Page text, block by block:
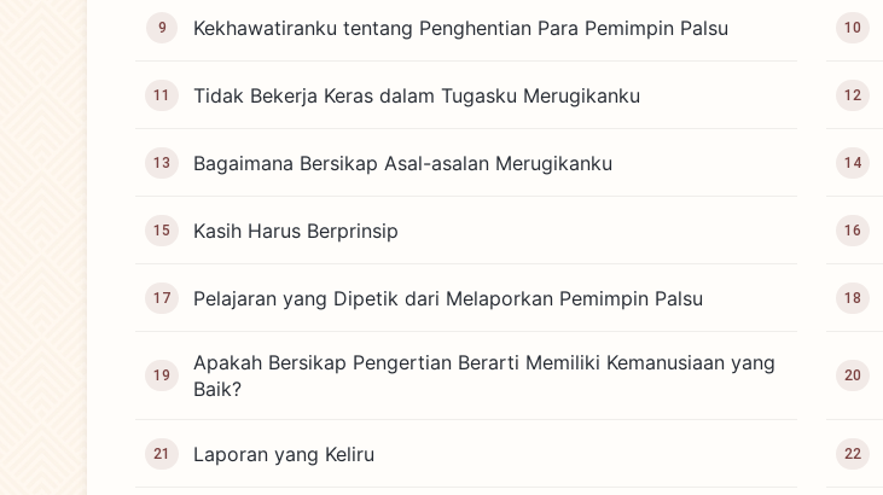
9 Kekhawatiranku tentang Penghentian Para Pemimpin Palsu 10
11 Tidak Bekerja Keras dalam Tugasku Merugikanku 12
13 Bagaimana Bersikap Asal-asalan Merugikanku 14
15 Kasih Harus Berprinsip 16
17 Pelajaran yang Dipetik dari Melaporkan Pemimpin Palsu 18
19
Apakah Bersikap Pengertian Berarti Memiliki Kemanusiaan yang
Baik?
20
21 Laporan yang Keliru 22